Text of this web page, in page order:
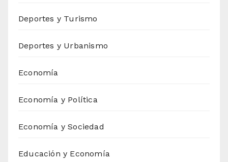
Deportes y Turismo
Deportes y Urbanismo
Economía
Economía y Política
Economía y Sociedad
Educación y Economía